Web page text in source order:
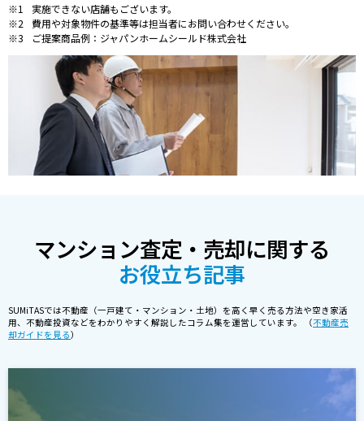
実施できない店舗もございます。
費用や対象物件の基準等は担当者にお問い合わせください。
ご提案商品例：ジャパンホームシールド株式会社
マンション査定・売却に関する
お役立ち記事
SUMiTASでは不動産（一戸建て・マンション・土地）を高く早く売る方法や空き家活
用、不動産投資などをわかりやすく解説したコラム集を運営しています。 （不動産売
却ガイドを見る）